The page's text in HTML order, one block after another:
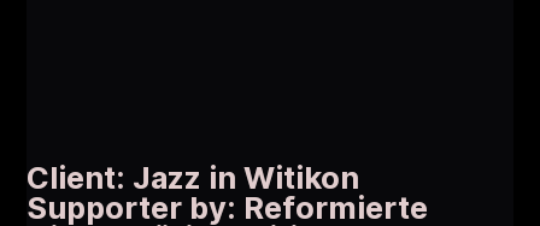
Client: Jazz in Witikon
Supporter by: Reformierte